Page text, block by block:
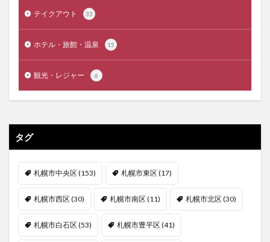
テイクアウト 33
ホテル・旅館・温泉 15
観光・レジャー 6
タグ
札幌市中央区(153) 札幌市東区(17)
札幌市西区(30) 札幌市南区(11) 札幌市北区(30)
札幌市白石区(53) 札幌市豊平区(41)